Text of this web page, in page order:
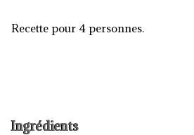
Recette pour 4 personnes.
Ingrédients